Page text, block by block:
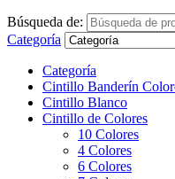
Búsqueda de:
Categoría
Categoría
Cintillo Banderín
Cintillo Blanco
Cintillo de Colores
10 Colores
4 Colores
6 Colores